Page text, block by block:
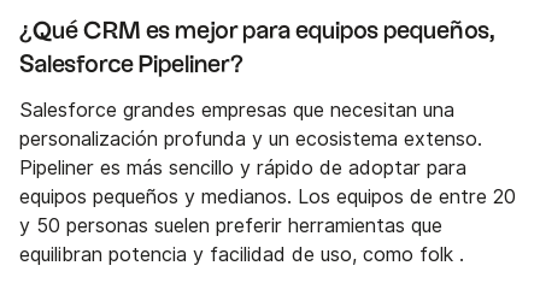
¿Qué CRM es mejor para equipos pequeños,
Salesforce Pipeliner?
Salesforce grandes empresas que necesitan una
personalización profunda y un ecosistema extenso.
Pipeliner es más sencillo y rápido de adoptar para
equipos pequeños y medianos. Los equipos de entre 20
y 50 personas suelen preferir herramientas que
equilibran potencia y facilidad de uso, como folk .